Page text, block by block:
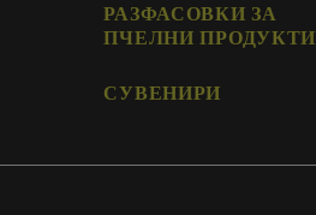
РАЗФАСОВКИ ЗА
ПЧЕЛНИ ПРОДУКТИ
СУВЕНИРИ